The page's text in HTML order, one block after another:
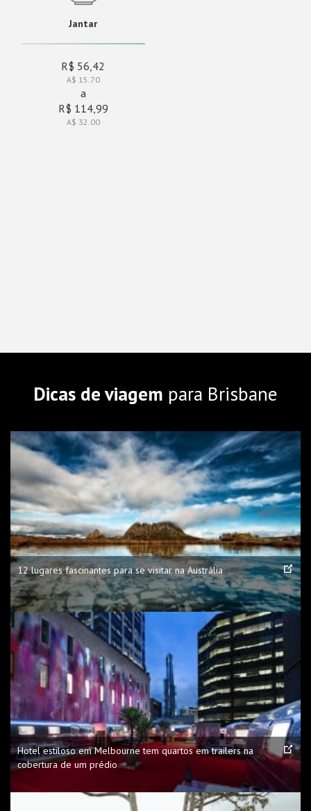
Jantar
R$ 56,42
A$ 15.70
a
R$ 114,99
A$ 32.00
Dicas de viagem para Brisbane
12 lugares fascinantes para se visitar na Austrália
Hotel estiloso em Melbourne tem quartos em trailers na
cobertura de um prédio